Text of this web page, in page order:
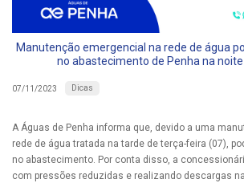
Manutenção emergencial na rede de água
no abastecimento de Penha na
07/11/2023 Dicas
A Águas de Penha informa que, devido a uma
rede de água tratada na tarde de terça-feira (07),
no abastecimento. Por conta disso, a
com pressões reduzidas e realizando descargas